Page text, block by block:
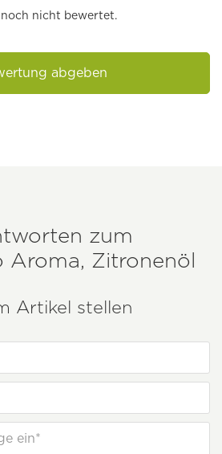
nicht bewertet.
abgeben
zum
Aroma, Zitronenöl
Artikel stellen